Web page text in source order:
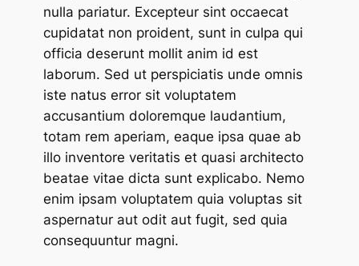
nulla pariatur. Excepteur sint occaecat
cupidatat non proident, sunt in culpa qui
officia deserunt mollit anim id est
laborum. Sed ut perspiciatis unde omnis
iste natus error sit voluptatem
accusantium doloremque laudantium,
totam rem aperiam, eaque ipsa quae ab
illo inventore veritatis et quasi architecto
beatae vitae dicta sunt explicabo. Nemo
enim ipsam voluptatem quia voluptas sit
aspernatur aut odit aut fugit, sed quia
consequuntur magni.